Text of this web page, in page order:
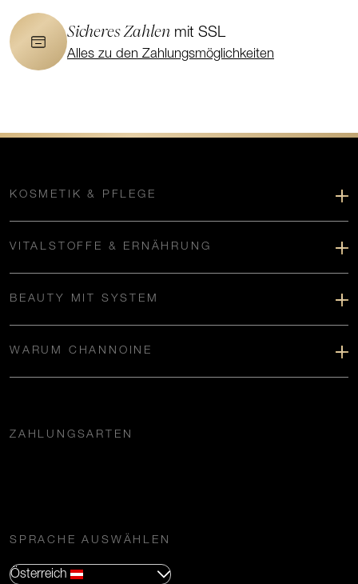
Sicheres Zahlen mit SSL
Alles zu den Zahlungsmöglichkeiten
KOSMETIK & PFLEGE
VITALSTOFFE & ERNÄHRUNG
BEAUTY MIT SYSTEM
WARUM CHANNOINE
ZAHLUNGSARTEN
SPRACHE AUSWÄHLEN
Österreich